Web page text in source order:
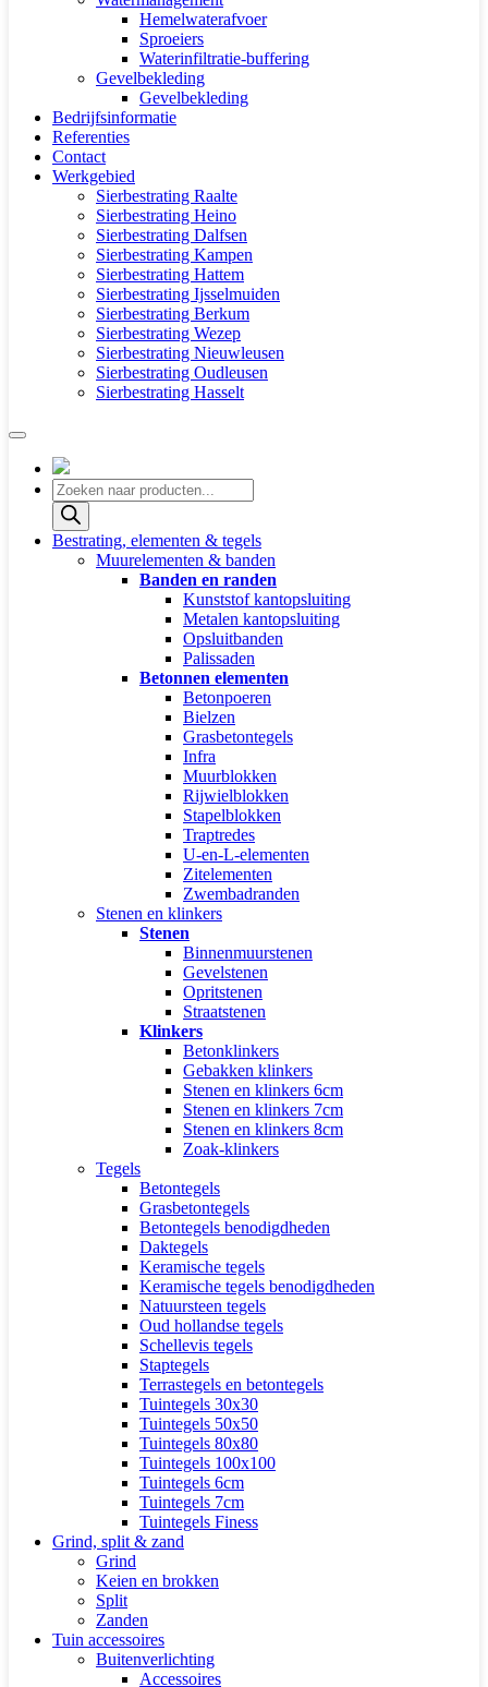
Hemelwaterafvoer
Sproeiers
Waterinfiltratie-buffering
Gevelbekleding
Gevelbekleding
Bedrijfsinformatie
Referenties
Contact
Werkgebied
Sierbestrating Raalte
Sierbestrating Heino
Sierbestrating Dalfsen
Sierbestrating Kampen
Sierbestrating Hattem
Sierbestrating Ijsselmuiden
Sierbestrating Berkum
Sierbestrating Wezep
Sierbestrating Nieuwleusen
Sierbestrating Oudleusen
Sierbestrating Hasselt
Producten
zoeken
Bestrating, elementen & tegels
Muurelementen & banden
Banden en randen
Kunststof kantopsluiting
Metalen kantopsluiting
Opsluitbanden
Palissaden
Betonnen elementen
Betonpoeren
Bielzen
Grasbetontegels
Infra
Muurblokken
Rijwielblokken
Stapelblokken
Traptredes
U-en-L-elementen
Zitelementen
Zwembadranden
Stenen en klinkers
Stenen
Binnenmuurstenen
Gevelstenen
Opritstenen
Straatstenen
Klinkers
Betonklinkers
Gebakken klinkers
Stenen en klinkers 6cm
Stenen en klinkers 7cm
Stenen en klinkers 8cm
Zoak-klinkers
Tegels
Betontegels
Grasbetontegels
Betontegels benodigdheden
Daktegels
Keramische tegels
Keramische tegels benodigdheden
Natuursteen tegels
Oud hollandse tegels
Schellevis tegels
Staptegels
Terrastegels en betontegels
Tuintegels 30x30
Tuintegels 50x50
Tuintegels 80x80
Tuintegels 100x100
Tuintegels 6cm
Tuintegels 7cm
Tuintegels Finess
Grind, split & zand
Grind
Keien en brokken
Split
Zanden
Tuin accessoires
Buitenverlichting
Accessoires